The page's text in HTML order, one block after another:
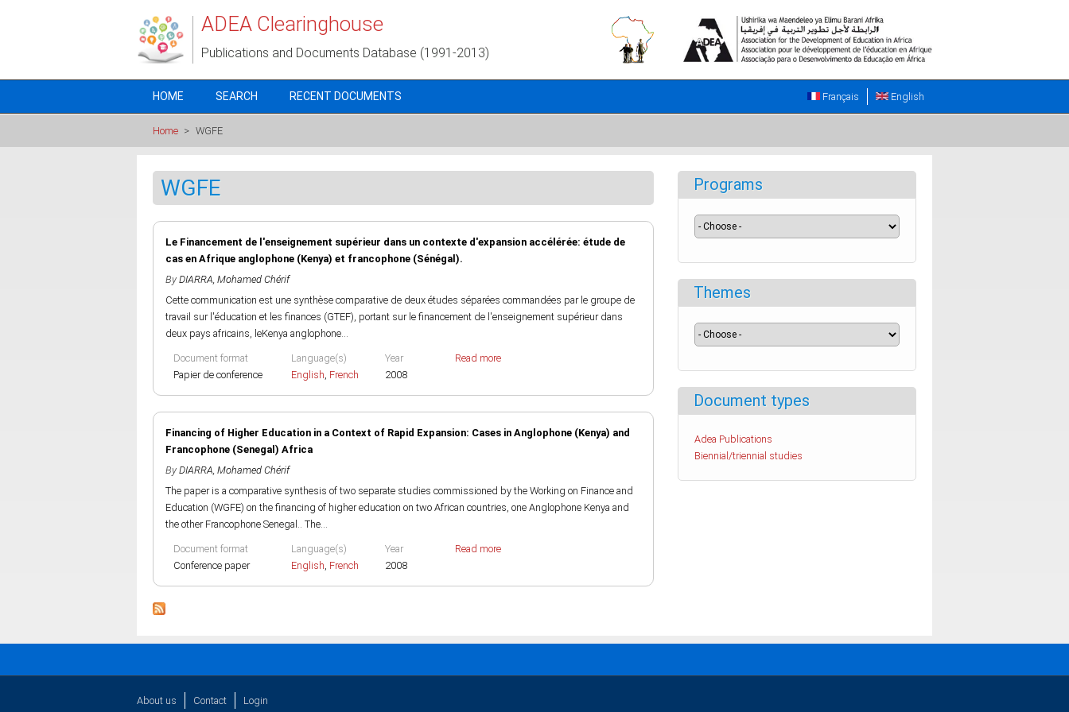
ADEA Clearinghouse
Publications and Documents Database (1991-2013)
HOME SEARCH RECENT DOCUMENTS English
Français
Home > WGFE
WGFE
Le Financement de l'enseignement supérieur dans un contexte d'expansion accélérée: étude de
cas en Afrique anglophone (Kenya) et francophone (Sénégal).
By DIARRA, Mohamed Chérif
Cette communication est une synthèse comparative de deux études séparées commandées par le groupe de
travail sur l'éducation et les finances (GTEF), portant sur le financement de l'enseignement supérieur dans
deux pays africains, leKenya anglophone...
Document format
Papier de conference
Language(s)
English, French
Year
2008
Read more
Financing of Higher Education in a Context of Rapid Expansion: Cases in Anglophone (Kenya) and
Francophone (Senegal) Africa
By DIARRA, Mohamed Chérif
The paper is a comparative synthesis of two separate studies commissioned by the Working on Finance and
Education (WGFE) on the financing of higher education on two African countries, one Anglophone Kenya and
the other Francophone Senegal.. The...
Document format
Conference paper
Language(s)
English, French
Year
2008
Read more
Programs
Themes
Document types
Adea Publications
Biennial/triennial studies
About us Contact Login